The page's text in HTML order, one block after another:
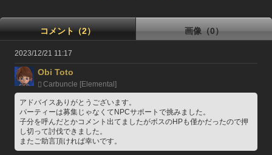
コメント（2） 画像（0）
2023/12/21 11:17
Obi Toto
Carbuncle [Elemental]
アドバイスありがとうございます。
パーティーは募集じゃなくてNPCサポートで挑みました。
子分を呼んだとかコメント出てましたがボスのHPも僅かだったので押
し切って討伐できました。
またご助言頂ければ幸いです。